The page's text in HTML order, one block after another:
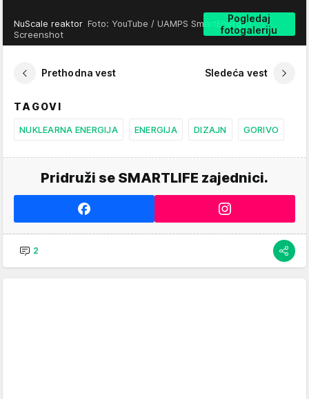
Pogledaj
fotogaleriju
NuScale reaktor Foto: YouTube / UAMPS SmartEnergy /
Screenshot
Prethodna vest Sledeća vest
TAGOVI
NUKLEARNA ENERGIJA ENERGIJA DIZAJN GORIVO
Pridruži se SMARTLIFE zajednici.
2